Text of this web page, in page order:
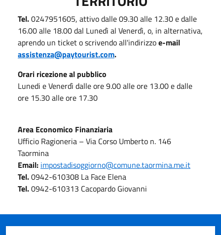
Tel.0247951605, attivo dalle 09.30 alle 12.30 e dalle
16.00 alle 18.00 dal Lunedì al Venerdì, o, in alternativa,
aprendo un ticket o scrivendo all'indirizzoe-mail
assistenza@paytourist.com.
Orari ricezione al pubblico
Lunedi e Venerdì dalle ore 9.00 alle ore 13.00 e dalle
ore 15.30 alle ore 17.30
Area Economico Finanziaria
Ufficio Ragioneria – Via Corso Umberto n. 146
Taormina
Email: impostadisoggiorno@comune.taormina.me.it
Tel.0942-610308 La Face Elena
Tel.0942-610313 Cacopardo Giovanni